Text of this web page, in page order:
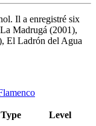
Il a enregistré six
Madrugá (2001),
El Ladrón del Agua
Type
Level